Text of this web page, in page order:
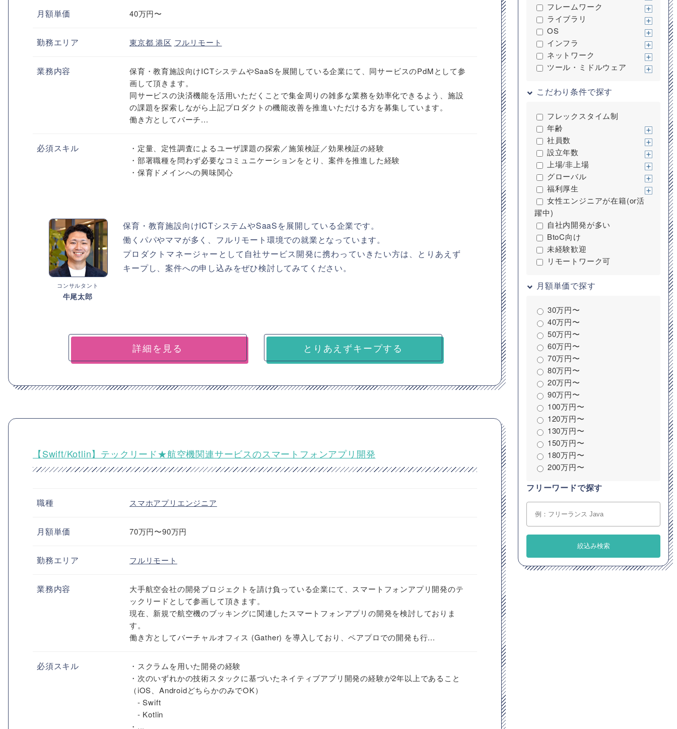
月額単価 40万円〜
勤務エリア 東京都港区 フルリモート
業務内容
保育・教育施設向けICTシステムやSaaSを展開している企業にて、同サービスのPdMとして参
画して頂きます。
同サービスの決済機能を活用いただくことで集金周りの雑多な業務を効率化できるよう、施設
の課題を探索しながら上記プロダクトの機能改善を推進いただける方を募集しています。
働き方としてバーチ...
必須スキル
・定量、定性調査によるユーザ課題の探索／施策検証／効果検証の経験
・部署職種を問わず必要なコミュニケーションをとり、案件を推進した経験
・保育ドメインへの興味関心
コンサルタント
牛尾太郎
保育・教育施設向けICTシステムやSaaSを展開している企業です。
働くパパやママが多く、フルリモート環境での就業となっています。
プロダクトマネージャーとして自社サービス開発に携わっていきたい方は、とりあえず
キープし、案件への申し込みをぜひ検討してみてください。
詳細を見る とりあえずキープする
【Swift/Kotlin】テックリード★航空機関連サービスのスマートフォンアプリ開発
職種 スマホアプリエンジニア
月額単価 70万円〜90万円
勤務エリア フルリモート
業務内容
大手航空会社の開発プロジェクトを請け負っている企業にて、スマートフォンアプリ開発のテ
ックリードとして参画して頂きます。
現在、新規で航空機のブッキングに関連したスマートフォンアプリの開発を検討しておりま
す。
働き方としてバーチャルオフィス (Gather) を導入しており、ペアプロでの開発も行...
必須スキル
・スクラムを用いた開発の経験
・次のいずれかの技術スタックに基づいたネイティブアプリ開発の経験が2年以上であること
（iOS、AndroidどちらかのみでOK）
- Swift
- Kotlin
・...
フレームワーク
ライブラリ
OS
インフラ
ネットワーク
ツール・ミドルウェア
こだわり条件で探す
フレックスタイム制
年齢
社員数
設立年数
上場/非上場
グローバル
福利厚生
女性エンジニアが在籍(or活
躍中)
自社内開発が多い
BtoC向け
未経験歓迎
リモートワーク可
月額単価で探す
30万円〜
40万円〜
50万円〜
60万円〜
70万円〜
80万円〜
20万円〜
90万円〜
100万円〜
120万円〜
130万円〜
150万円〜
180万円〜
200万円〜
フリーワードで探す